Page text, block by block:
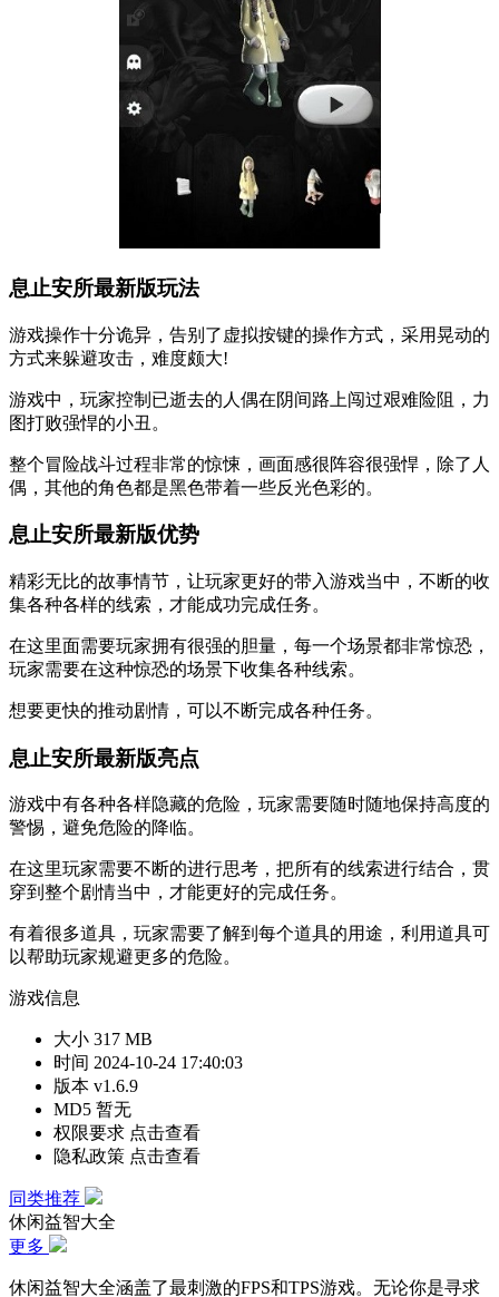
息止安所最新版玩法
游戏操作十分诡异，告别了虚拟按键的操作方式，采用晃动的
方式来躲避攻击，难度颇大!
游戏中，玩家控制已逝去的人偶在阴间路上闯过艰难险阻，力
图打败强悍的小丑。
整个冒险战斗过程非常的惊悚，画面感很阵容很强悍，除了人
偶，其他的角色都是黑色带着一些反光色彩的。
息止安所最新版优势
精彩无比的故事情节，让玩家更好的带入游戏当中，不断的收
集各种各样的线索，才能成功完成任务。
在这里面需要玩家拥有很强的胆量，每一个场景都非常惊恐，
玩家需要在这种惊恐的场景下收集各种线索。
想要更快的推动剧情，可以不断完成各种任务。
息止安所最新版亮点
游戏中有各种各样隐藏的危险，玩家需要随时随地保持高度的
警惕，避免危险的降临。
在这里玩家需要不断的进行思考，把所有的线索进行结合，贯
穿到整个剧情当中，才能更好的完成任务。
有着很多道具，玩家需要了解到每个道具的用途，利用道具可
以帮助玩家规避更多的危险。
游戏信息
大小 317 MB
时间 2024-10-24 17:40:03
版本 v1.6.9
MD5 暂无
权限要求 点击查看
隐私政策 点击查看
同类推荐
休闲益智大全
更多
休闲益智大全涵盖了最刺激的FPS和TPS游戏。无论你是寻求